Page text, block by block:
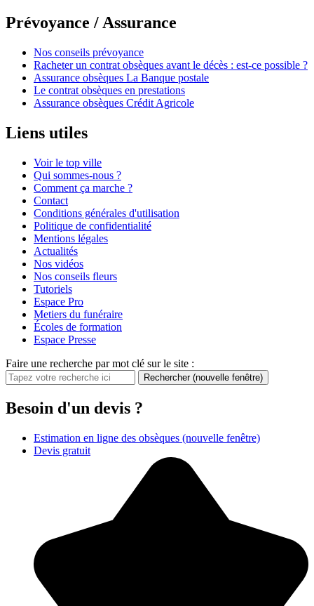
Prévoyance / Assurance
Nos conseils prévoyance
Racheter un contrat obsèques avant le décès : est-ce possible ?
Assurance obsèques La Banque postale
Le contrat obsèques en prestations
Assurance obsèques Crédit Agricole
Liens utiles
Voir le top ville
Qui sommes-nous ?
Comment ça marche ?
Contact
Conditions générales d'utilisation
Politique de confidentialité
Mentions légales
Actualités
Nos vidéos
Nos conseils fleurs
Tutoriels
Espace Pro
Metiers du funéraire
Écoles de formation
Espace Presse
Faire une recherche par mot clé sur le site :
Rechercher (nouvelle fenêtre)
Besoin d'un devis ?
Estimation en ligne des obsèques (nouvelle fenêtre)
Devis gratuit